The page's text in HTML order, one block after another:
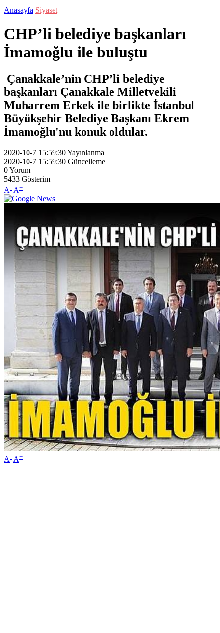
Anasayfa Siyaset
CHP’li belediye başkanları
İmamoğlu ile buluştu
Çanakkale’nin CHP’li belediye
başkanları Çanakkale Milletvekili
Muharrem Erkek ile birlikte İstanbul
Büyükşehir Belediye Başkanı Ekrem
İmamoğlu'nu konuk oldular.
2020-10-7 15:59:30Yayınlanma
2020-10-7 15:59:30 Güncelleme
0Yorum
5433 Gösterim
A- A+
A- A+